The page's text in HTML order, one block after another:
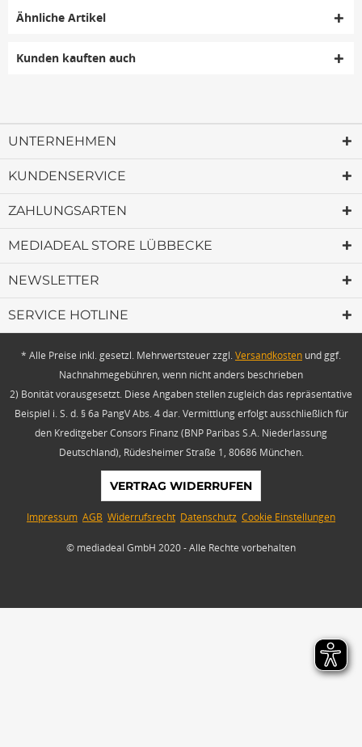
Ähnliche Artikel
Kunden kauften auch
UNTERNEHMEN
KUNDENSERVICE
ZAHLUNGSARTEN
MEDIADEAL STORE LÜBBECKE
NEWSLETTER
SERVICE HOTLINE
* Alle Preise inkl. gesetzl. Mehrwertsteuer zzgl.Versandkosten und ggf.
Nachnahmegebühren, wenn nicht anders beschrieben
2) Bonität vorausgesetzt. Diese Angaben stellen zugleich das repräsentative
Beispiel i. S. d. § 6a PangV Abs. 4 dar. Vermittlung erfolgt ausschließlich für
den Kreditgeber Consors Finanz (BNP Paribas S.A. Niederlassung
Deutschland), Rüdesheimer Straße 1, 80686 München.
VERTRAG WIDERRUFEN
Impressum AGB Widerrufsrecht Datenschutz Cookie Einstellungen
© mediadeal GmbH 2020 - Alle Rechte vorbehalten